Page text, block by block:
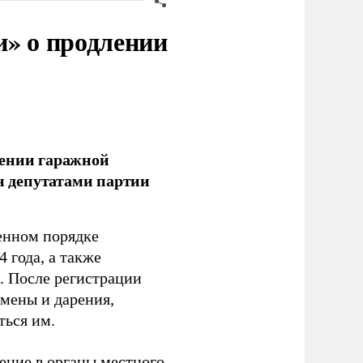
о продлении
гаражной
депутатами партии
порядке
года, а также
После регистрации
и дарения,
им.